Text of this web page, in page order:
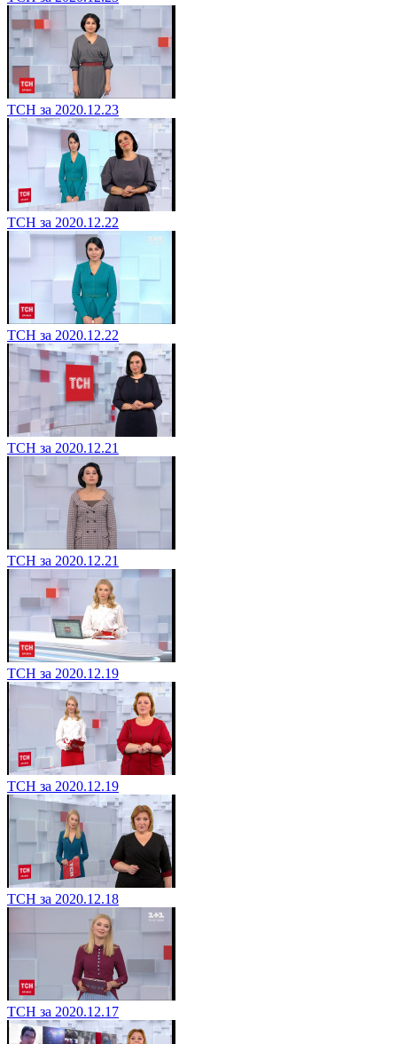
ТСН за 2020.12.23
ТСН за 2020.12.22
ТСН за 2020.12.22
ТСН за 2020.12.21
ТСН за 2020.12.21
ТСН за 2020.12.19
ТСН за 2020.12.19
ТСН за 2020.12.18
ТСН за 2020.12.17